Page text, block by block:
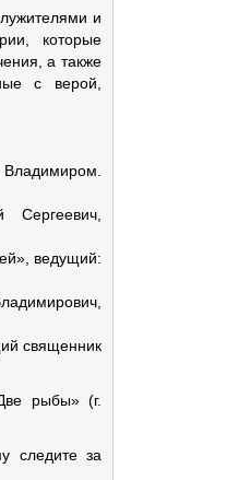
и
которые
а также
с верой,
ведущий:
священник
рыбы» (г.
следите за